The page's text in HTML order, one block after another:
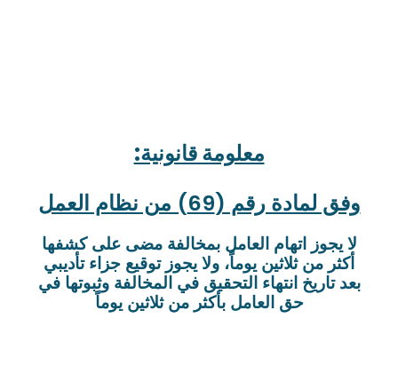
معلومة قانونية:
وفق لمادة رقم (69) من نظام العمل
لا يجوز اتهام العامل بمخالفة مضى على كشفها
أكثر من ثلاثين يوماً، ولا يجوز توقيع جزاء تأديبي
بعد تاريخ انتهاء التحقيق في المخالفة وثبوتها في
حق العامل بأكثر من ثلاثين يوماً